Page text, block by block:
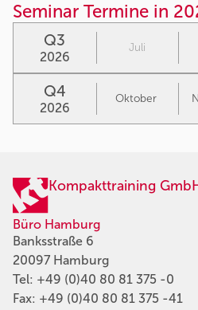
Seminar Termine in
Q3
2026
Juli
Q4
2026
Oktober
Kompakttraining
Büro Hamburg
Banksstraße 6
20097 Hamburg
Tel: +49 (0)40 80 81 375 -0
Fax: +49 (0)40 80 81 375 -41